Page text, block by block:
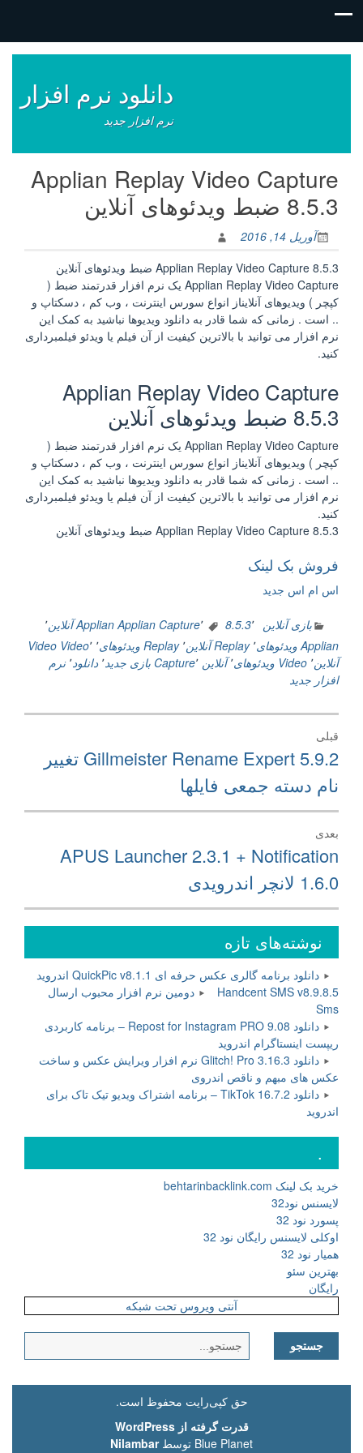
نوشته‌ها
دانلود نرم افزار
نرم افزار جدید
Applian Replay Video Capture
8.5.3 ضبط ویدئوهای آنلاین
آوریل 14, 2016
Applian Replay Video Capture 8.5.3 ضبط ویدئوهای آنلاین
Applian Replay Video Capture یک نرم افزار قدرتمند ضبط (
کپچر ) ویدیوهای آنلایناز انواع سورس اینترنت ، وب کم ، دسکتاپ و
.. است . زمانی که شما قادر به دانلود ویدیوها نباشید به کمک این
نرم افزار می توانید با بالاترین کیفیت از آن فیلم یا ویدئو فیلمبرداری
کنید.
Applian Replay Video Capture
8.5.3 ضبط ویدئوهای آنلاین
Applian Replay Video Capture یک نرم افزار قدرتمند ضبط (
کپچر ) ویدیوهای آنلایناز انواع سورس اینترنت ، وب کم ، دسکتاپ و
.. است . زمانی که شما قادر به دانلود ویدیوها نباشید به کمک این
نرم افزار می توانید با بالاترین کیفیت از آن فیلم یا ویدئو فیلمبرداری
کنید.
Applian Replay Video Capture 8.5.3 ضبط ویدئوهای آنلاین
فروش بک لینک
اس ام اس جدید
بازی آنلاین 8.5.3٬ Applian Capture٬ Applian آنلاین
٬
Applian ویدئوهای
٬ Replay آنلاین ٬ Replay ویدئوهای ٬ Video٬
Video
آنلاین٬ Video ویدئوهای ٬ آنلاین Capture ٬ بازی جدید٬ دانلود٬ نرم
افزار جدید
راهبری
نوشته
قبلی
نوشته
قبلی:
Gillmeister Rename Expert 5.9.2 تغییر
نام دسته جمعی فایلها
بعدی
نوشته
بعدی:
APUS Launcher 2.3.1 + Notification
1.6.0 لانچر اندرویدی
نوشته‌های تازه
دانلود برنامه گالری عکس حرفه ای QuickPic v8.1.1 اندروید
Handcent SMS v8.9.8.5 دومین نرم افزار محبوب ارسال
Sms
دانلود Repost for Instagram PRO 9.08 – برنامه کاربردی
ریپست اینستاگرام اندروید
دانلود Glitch! Pro 3.16.3 نرم افزار ویرایش عکس و ساخت
عکس های مبهم و ناقص اندروی
دانلود TikTok 16.7.2 – برنامه اشتراک ویدیو تیک تاک برای
اندروید
.
خرید بک لینک behtarinbacklink.com
لایسنس نود32
پسورد نود 32
اوکلی لایسنس رایگان نود 32
همیار نود 32
بهترین سئو
رایگان
آنتی ویروس تحت شبکه
برای:
حق کپی‌رایت محفوظ است.
قدرت گرفته از WordPress
Blue Planet توسط
Nilambar